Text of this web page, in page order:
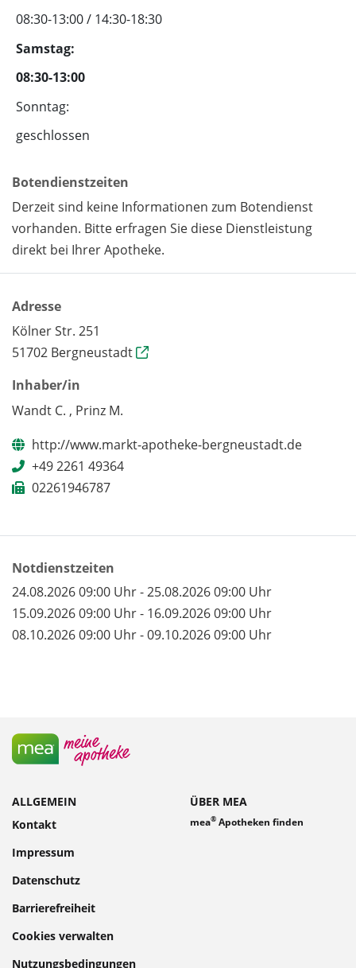
08:30-13:00 / 14:30-18:30
Samstag:
08:30-13:00
Sonntag:
geschlossen
Botendienstzeiten
Derzeit sind keine Informationen zum Botendienst
vorhanden. Bitte erfragen Sie diese Dienstleistung
direkt bei Ihrer Apotheke.
Adresse
Kölner Str. 251
51702 Bergneustadt
Inhaber/in
Wandt C. , Prinz M.
http://www.markt-apotheke-bergneustadt.de
+49 2261 49364
02261946787
Notdienstzeiten
24.08.2026 09:00 Uhr - 25.08.2026 09:00 Uhr
15.09.2026 09:00 Uhr - 16.09.2026 09:00 Uhr
08.10.2026 09:00 Uhr - 09.10.2026 09:00 Uhr
ALLGEMEIN
Kontakt
Impressum
Datenschutz
Barrierefreiheit
Cookies verwalten
Nutzungsbedingungen
ÜBER MEA
mea® Apotheken finden